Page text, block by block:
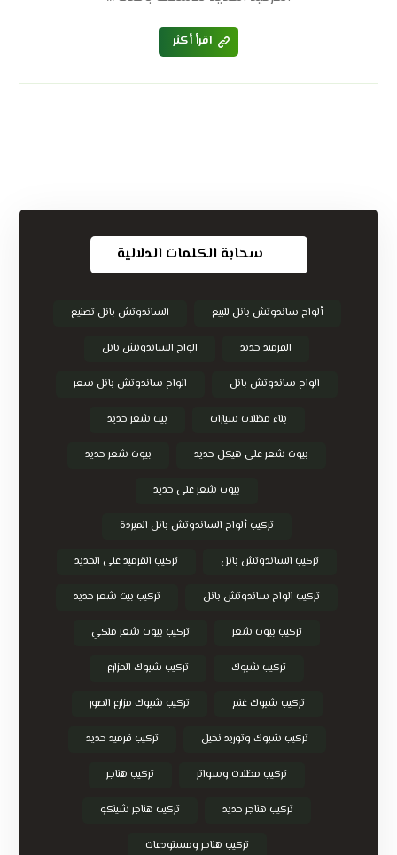
اقرأ أكثر
سحابة الكلمات الدلالية
ألواح ساندوتش بانل للبيع الساندوتش بانل تصنيع
القرميد حديد الواح الساندوتش بانل
الواح ساندوتش بانل الواح ساندوتش بانل سعر
بناء مظلات سيارات بيت شعر حديد
بيوت شعر على هيكل حديد بيوت شعر حديد
بيوت شعر على حديد
تركيب ألواح الساندوتش بانل المبردة
تركيب الساندوتش بانل تركيب القرميد على الحديد
تركيب الواح ساندوتش بانل تركيب بيت شعر حديد
تركيب بيوت شعر تركيب بيوت شعر ملكي
تركيب شبوك تركيب شبوك المزارع
تركيب شبوك غنم تركيب شبوك مزارع الصور
تركيب شبوك وتوريد نخيل تركيب قرميد حديد
تركيب مظلات وسواتر تركيب هناجر
تركيب هناجر حديد تركيب هناجر شينكو
تركيب هناجر ومستودعات